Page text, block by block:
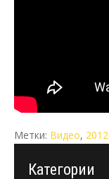
Метки: Видео, 2012
Категории